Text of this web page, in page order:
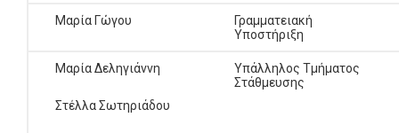
Μαρία Γώγου
Γραμματειακή
Υποστήριξη
Μαρία Δεληγιάννη
Στέλλα Σωτηριάδου
Υπάλληλος Τμήματος
Στάθμευσης